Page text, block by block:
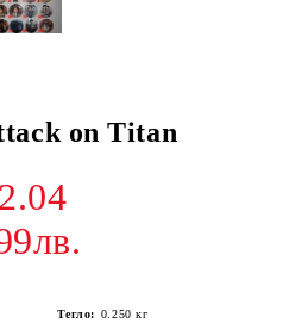
on Titan
Тегло: 0.250 кг